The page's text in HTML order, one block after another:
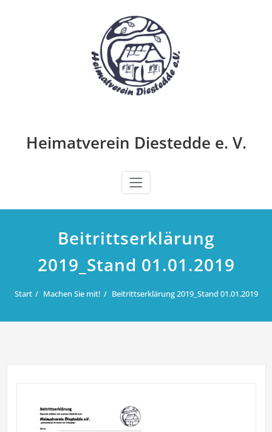
Heimatverein Diestedde e. V.
Beitrittserklärung
2019_Stand 01.01.2019
Start Machen Sie mit! Beitrittserklärung 2019_Stand 01.01.2019